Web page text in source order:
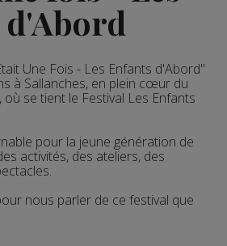
Une Fois - Les Enfants d'Abord"
à Sallanches, en plein cœur du
se tient le Festival Les Enfants
pour la jeune génération de
activités, des ateliers, des
nous parler de ce festival que